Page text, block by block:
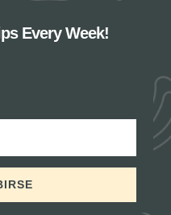
Every Week!